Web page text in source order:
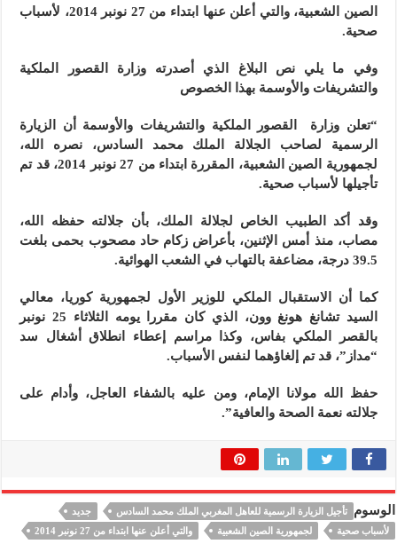
الصين الشعبية، والتي أعلن عنها ابتداء من 27 نونبر 2014، لأسباب
صحية.
وفي ما يلي نص البلاغ الذي أصدرته وزارة القصور الملكية
والتشريفات والأوسمة بهذا الخصوص
“تعلن وزارة القصور الملكية والتشريفات والأوسمة أن الزيارة
الرسمية لصاحب الجلالة الملك محمد السادس، نصره الله،
لجمهورية الصين الشعبية، المقررة ابتداء من 27 نونبر 2014، قد تم
تأجيلها لأسباب صحية.
وقد أكد الطبيب الخاص لجلالة الملك، بأن جلالته حفظه الله،
مصاب، منذ أمس الإثنين، بأعراض زكام حاد مصحوب بحمى بلغت
39.5 درجة، مضاعفة بالتهاب في الشعب الهوائية.
كما أن الاستقبال الملكي للوزير الأول لجمهورية كوريا، معالي
السيد تشانغ هونغ وون، الذي كان مقررا يومه الثلاثاء 25 نونبر
بالقصر الملكي بفاس، وكذا مراسم إعطاء انطلاق أشغال سد
“مداز”، قد تم إلغاؤهما لنفس الأسباب.
حفظ الله مولانا الإمام، ومن عليه بالشفاء العاجل، وأدام على
جلالته نعمة الصحة والعافية”.
الوسوم تأجيل الزيارة الرسمية للعاهل المغربي الملك محمد السادس
جديد
لأسباب صحية
لجمهورية الصين الشعبية والتي أعلن عنها ابتداء من 27 نونبر 2014